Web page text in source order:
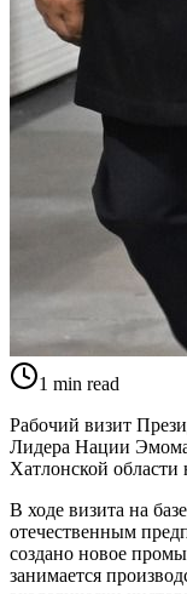
1 min read
Рабочий визит
Лидера Нации
Хатлонской области
В ходе визита на
отечественным
создано новое
занимается